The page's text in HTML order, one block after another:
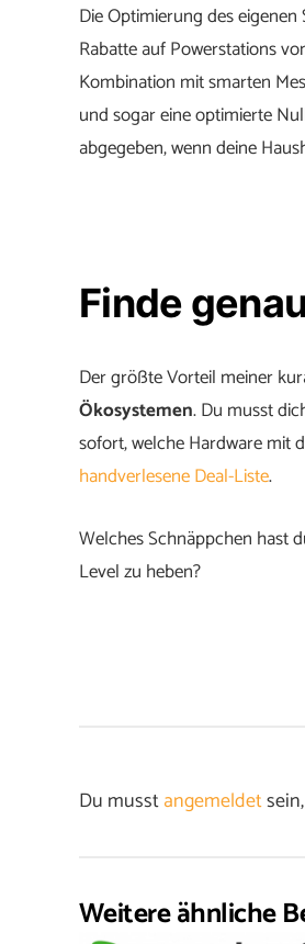
Die Optimierung des
Rabatte auf Powerstations
Kombination mit smarten
und sogar eine optimierte
abgegeben, wenn deine
Finde
Der größte Vorteil meiner
Ökosystemen. Du musst
sofort, welche Hardware mit
handverlesene Deal-Liste.
Welches Schnäppchen hast
Level zu heben?
Du musstangemeldet
Weitere ähnliche